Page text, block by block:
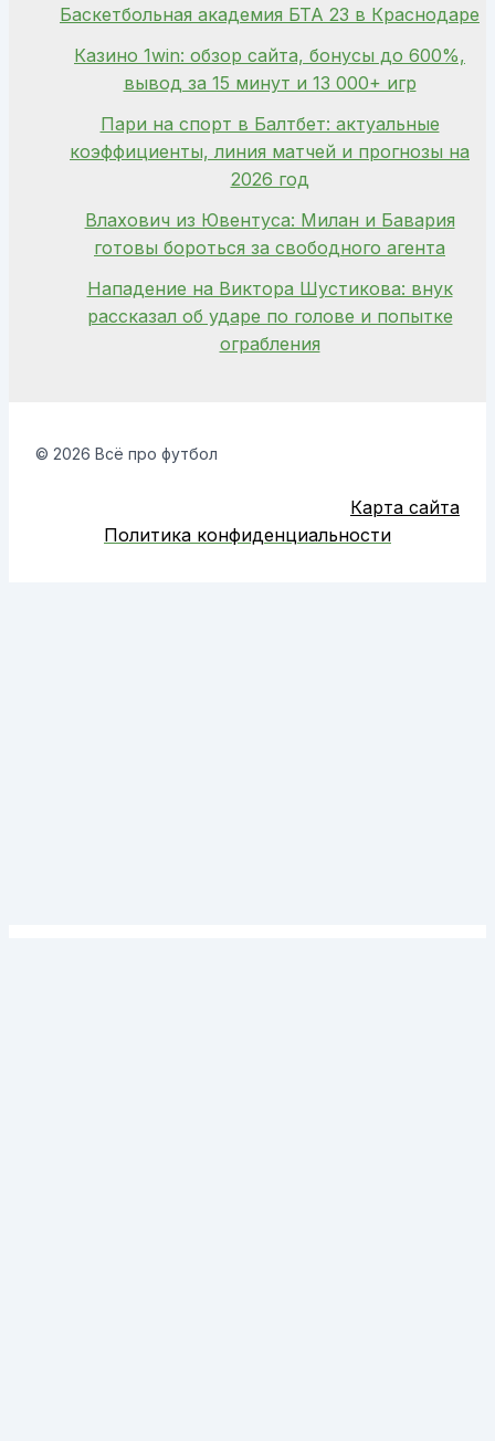
Баскетбольная академия БТА 23 в Краснодаре
Казино 1win: обзор сайта, бонусы до 600%,
вывод за 15 минут и 13 000+ игр
Пари на спорт в Балтбет: актуальные
коэффициенты, линия матчей и прогнозы на
2026 год
Влахович из Ювентуса: Милан и Бавария
готовы бороться за свободного агента
Нападение на Виктора Шустикова: внук
рассказал об ударе по голове и попытке
ограбления
© 2026 Всё про футбол
Карта сайта
Политика конфиденциальности